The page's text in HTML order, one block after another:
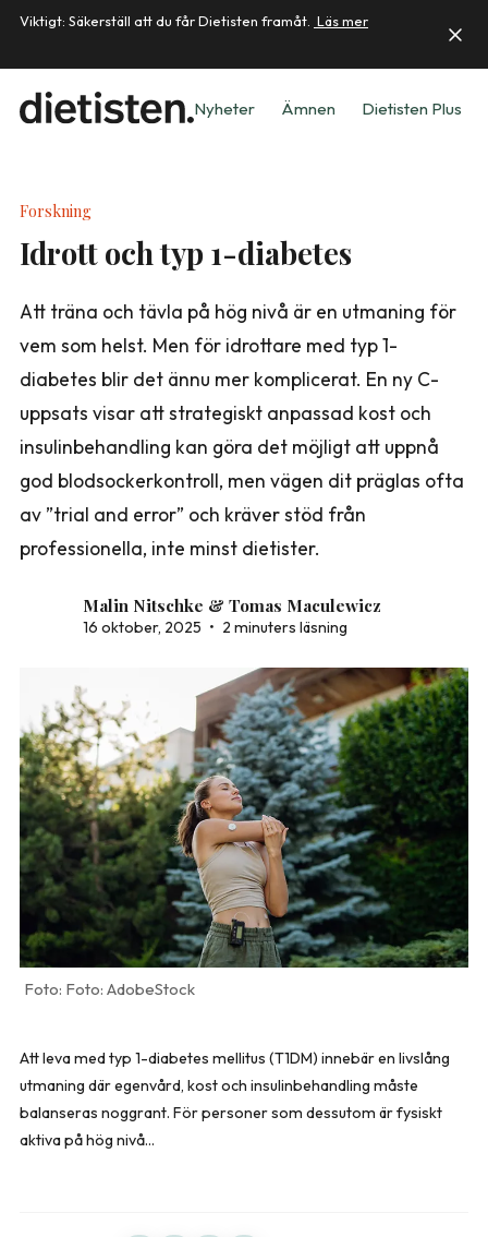
Viktigt: Säkerställ att du får Dietisten framåt. Läs mer
Nyheter Ämnen Dietisten Plus
Forskning
Idrott och typ 1-diabetes
Att träna och tävla på hög nivå är en utmaning för
vem som helst. Men för idrottare med typ 1-
diabetes blir det ännu mer komplicerat. En ny C-
uppsats visar att strategiskt anpassad kost och
insulinbehandling kan göra det möjligt att uppnå
god blodsockerkontroll, men vägen dit präglas ofta
av ”trial and error” och kräver stöd från
professionella, inte minst dietister.
Malin Nitschke & Tomas Maculewicz
16 oktober, 2025 • 2 minuters läsning
Foto: AdobeStock
Att leva med typ 1-diabetes mellitus (T1DM) innebär en livslång
utmaning där egenvård, kost och insulinbehandling måste
balanseras noggrant. För personer som dessutom är fysiskt
aktiva på hög nivå...